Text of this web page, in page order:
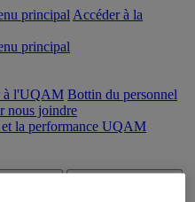
principal Accéder à la
principal
à l'UQAM Bottin du personnel
nous joindre
et la performance UQAM